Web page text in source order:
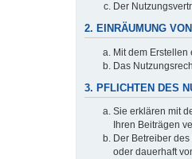
Der
2. EINRÄUMUNG
Mit dem
Das
3. PFLICHTEN DES
Sie erklären mit
Ihren Beiträgen
Der Betreiber
oder dauerhaft